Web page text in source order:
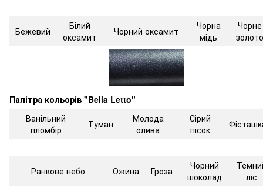
Бежевий
Білий
оксамит
Чорний оксамит
Чорна
мідь
Чорне
золото
Палітра кольорів "Bella Letto"
Ванільний
пломбір
Туман
Молода
олива
Сірий
пісок
Ранкове небо Ожина Гроза
Чорний
шоколад
ліс